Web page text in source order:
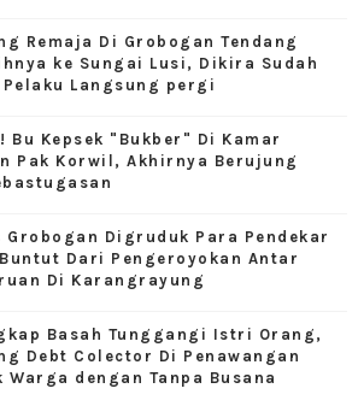
Remaja Di Grobogan Tendang
ke Sungai Lusi, Dikira Sudah
Pelaku Langsung pergi
Bu Kepsek "Bukber" Di Kamar
Pak Korwil, Akhirnya Berujung
Grobogan Digruduk Para Pendekar
Dari Pengeroyokan Antar
Di Karangrayung
Basah Tunggangi Istri Orang,
Debt Colector Di Penawangan
Warga dengan Tanpa Busana